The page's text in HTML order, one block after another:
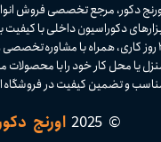
دکور، مرجع تخصصی فروش
۴ روز کاری، همراه با مشاوره
یا محل کار خود را با
و تضمین کیفیت در فروشگاه
© 2025 اورنج